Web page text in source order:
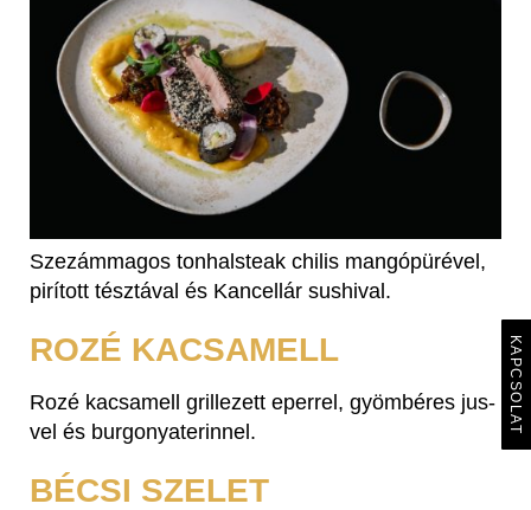
KAPCSOLAT
Szezámmagos tonhalsteak chilis mangópürével,
pirított tésztával és Kancellár sushival.
ROZÉ KACSAMELL
Rozé kacsamell grillezett eperrel, gyömbéres jus-
vel és burgonyaterinnel.
BÉCSI SZELET